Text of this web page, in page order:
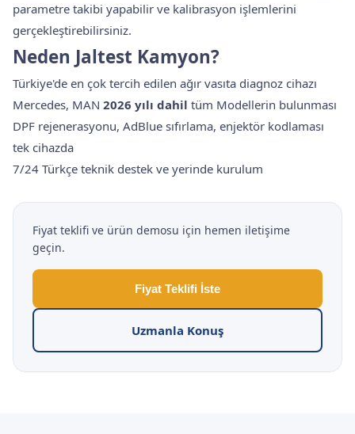
parametre takibi yapabilir ve kalibrasyon işlemlerini
gerçekleştirebilirsiniz.
Neden Jaltest Kamyon?
Türkiye'de en çok tercih edilen ağır vasıta diagnoz cihazı
Mercedes, MAN 2026 yılı dahil tüm Modellerin bulunması
DPF rejenerasyonu, AdBlue sıfırlama, enjektör kodlaması
tek cihazda
7/24 Türkçe teknik destek ve yerinde kurulum
Fiyat teklifi ve ürün demosu için hemen iletişime
geçin.
Fiyat Teklifi İste
Uzmanla Konuş